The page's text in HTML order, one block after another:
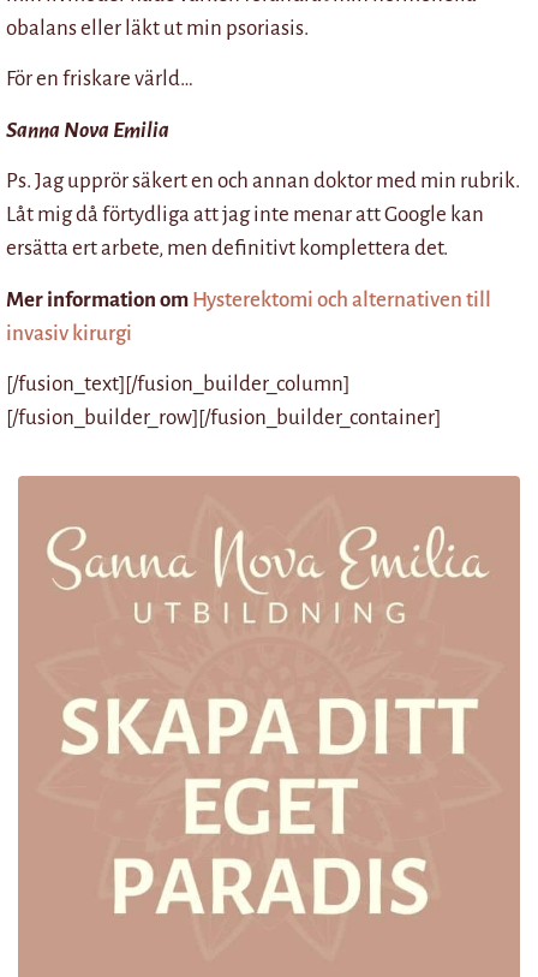
obalans eller läkt ut min psoriasis.
För en friskare värld…
Sanna Nova Emilia
Ps. Jag upprör säkert en och annan doktor med min rubrik.
Låt mig då förtydliga att jag inte menar att Google kan
ersätta ert arbete, men definitivt komplettera det.
Mer information om Hysterektomi och alternativen till
invasiv kirurgi
[/fusion_text][/fusion_builder_column]
[/fusion_builder_row][/fusion_builder_container]